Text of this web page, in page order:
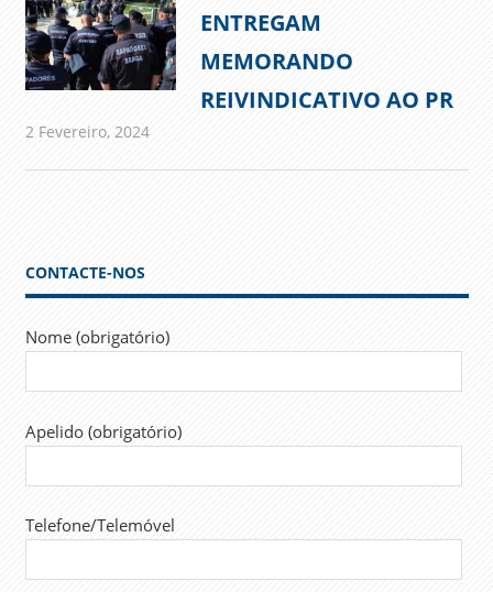
ENTREGAM
MEMORANDO
REIVINDICATIVO AO PR
2 Fevereiro, 2024admin
Comunicados
CONTACTE-NOS
Nome (obrigatório)
Apelido (obrigatório)
Telefone/Telemóvel